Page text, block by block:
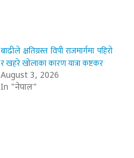
बाढीले क्षतिग्रस्त विपी राजमार्गमा पहिरो
र खहरे खोलाका कारण यात्रा कष्टकर
August 3, 2026
In "नेपाल"